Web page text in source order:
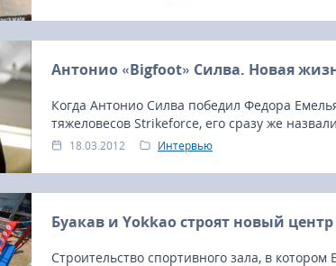
Антонио «Bigfoot» Силва. Новая
Когда Антонио Силва победил Федора
тяжеловесов Strikeforce, его сразу же
18.03.2012 Интервью
Буакав и Yokkao строят новый
Строительство спортивного зала, в котором